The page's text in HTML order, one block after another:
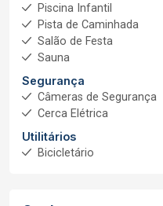
Piscina Infantil
Pista de Caminhada
Salão de Festa
Sauna
Segurança
Câmeras de Segurança
Cerca Elétrica
Utilitários
Bicicletário